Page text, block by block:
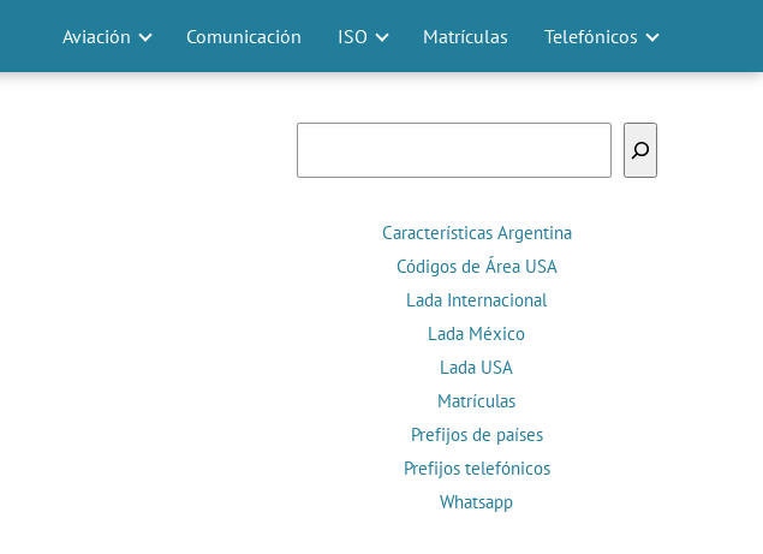
Aviación Comunicación ISO Matrículas Telefónicos
Características Argentina
Códigos de Área USA
Lada Internacional
Lada México
Lada USA
Matrículas
Prefijos de países
Prefijos telefónicos
Whatsapp